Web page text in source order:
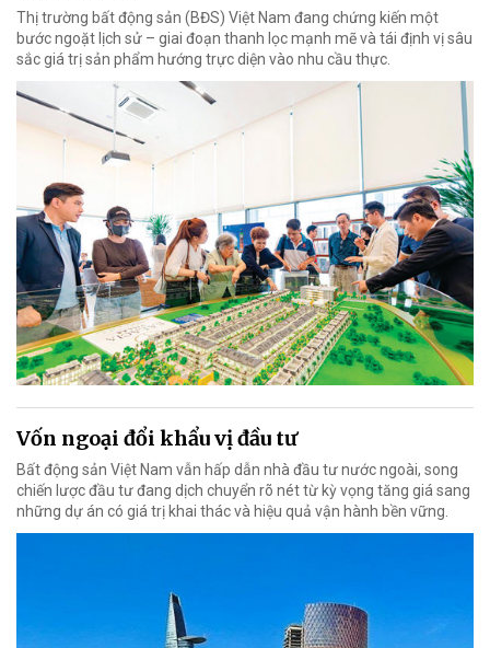
Thị trường bất động sản (BĐS) Việt Nam đang chứng kiến một
bước ngoặt lịch sử – giai đoạn thanh lọc mạnh mẽ và tái định vị sâu
sắc giá trị sản phẩm hướng trực diện vào nhu cầu thực.
Vốn ngoại đổi khẩu vị đầu tư
Bất động sản Việt Nam vẫn hấp dẫn nhà đầu tư nước ngoài, song
chiến lược đầu tư đang dịch chuyển rõ nét từ kỳ vọng tăng giá sang
những dự án có giá trị khai thác và hiệu quả vận hành bền vững.